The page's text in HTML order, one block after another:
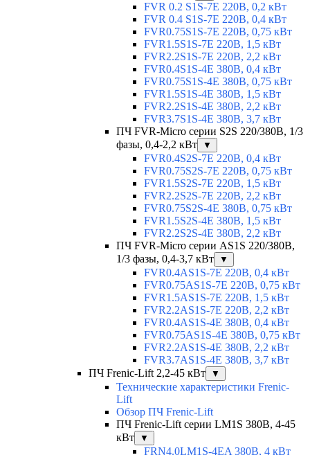
FVR 0.2 S1S-7E 220В, 0,2 кВт
FVR 0.4 S1S-7E 220В, 0,4 кВт
FVR0.75S1S-7E 220В, 0,75 кВт
FVR1.5S1S-7E 220В, 1,5 кВт
FVR2.2S1S-7E 220В, 2,2 кВт
FVR0.4S1S-4E 380В, 0,4 кВт
FVR0.75S1S-4E 380В, 0,75 кВт
FVR1.5S1S-4E 380В, 1,5 кВт
FVR2.2S1S-4E 380В, 2,2 кВт
FVR3.7S1S-4E 380В, 3,7 кВт
ПЧ FVR-Micro серии S2S 220/380В, 1/3
фазы, 0,4-2,2 кВт
▼
FVR0.4S2S-7E 220В, 0,4 кВт
FVR0.75S2S-7E 220В, 0,75 кВт
FVR1.5S2S-7E 220В, 1,5 кВт
FVR2.2S2S-7E 220В, 2,2 кВт
FVR0.75S2S-4E 380В, 0,75 кВт
FVR1.5S2S-4E 380В, 1,5 кВт
FVR2.2S2S-4E 380В, 2,2 кВт
ПЧ FVR-Micro серии AS1S 220/380В,
1/3 фазы, 0,4-3,7 кВт
▼
FVR0.4AS1S-7E 220В, 0,4 кВт
FVR0.75AS1S-7E 220В, 0,75 кВт
FVR1.5AS1S-7E 220В, 1,5 кВт
FVR2.2AS1S-7E 220В, 2,2 кВт
FVR0.4AS1S-4E 380В, 0,4 кВт
FVR0.75AS1S-4E 380В, 0,75 кВт
FVR2.2AS1S-4E 380В, 2,2 кВт
FVR3.7AS1S-4E 380В, 3,7 кВт
ПЧ Frenic-Lift 2,2-45 кВт
▼
Технические характеристики Frenic-
Lift
Обзор ПЧ Frenic-Lift
ПЧ Frenic-Lift серии LM1S 380В, 4-45
кВт
▼
FRN4.0LM1S-4EA 380В, 4 кВт